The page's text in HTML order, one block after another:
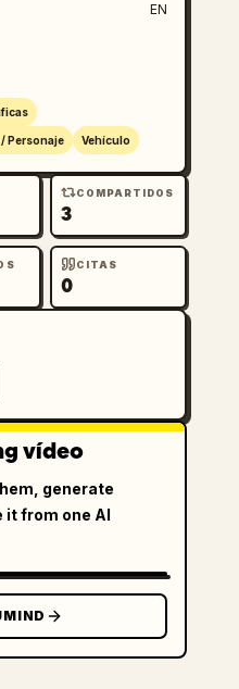
EN
Personaje Vehículo
COMPARTIDOS
3
CITAS
0
vídeo
generate
from one AI